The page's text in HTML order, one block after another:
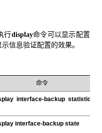
行display命令可以显示配置
信息验证配置的效果。
命令
interface-backup statistic
interface-backup state